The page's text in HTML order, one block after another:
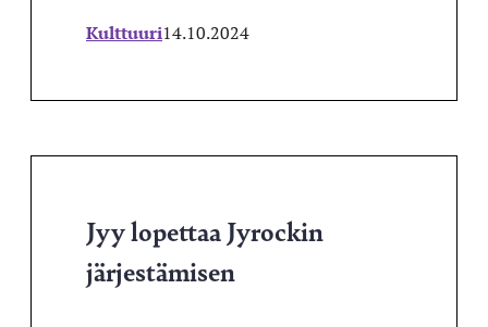
Kulttuuri14.10.2024
Jyy lopettaa Jyrockin
järjestämisen